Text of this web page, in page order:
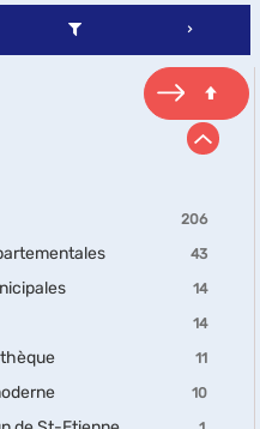
206
43
-
14
-
14
11
-
résultats
10
-